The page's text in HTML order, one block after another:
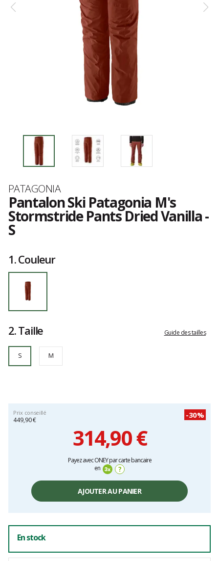
Marque
PATAGONIA
Pantalon Ski Patagonia M's
Stormstride Pants Dried Vanilla -
S
Sclients
1.Couleur
2.Taille Guide des tailles
S M
Prix conseillé
449,90 €
-30%
314,90 €
Payez avec ONEY par carte bancaire
en
?
AJOUTER AU PANIER
En stock